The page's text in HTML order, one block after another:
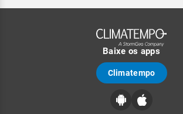
Baixe os apps
Climatempo